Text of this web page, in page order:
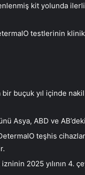
kit yolunda
testlerinin
buçuk yıl içinde
Asya, ABD ve
teşhis
2025 yılının 4.